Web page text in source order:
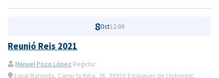
8Oct12:00
Reunió Reis 2021
Manuel Pozo López Regidor
Espai Baronda, Carrer la Riba, 36, 08950 Esplugues de Llobregat,